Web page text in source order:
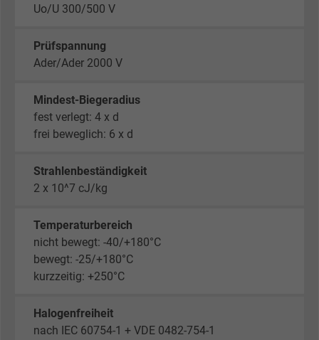
Uo/U 300/500 V
Prüfspannung
Ader/Ader 2000 V
Mindest-Biegeradius
fest verlegt: 4 x d
frei beweglich: 6 x d
Strahlenbeständigkeit
2 x 10^7 cJ/kg
Temperaturbereich
nicht bewegt: -40/+180°C
bewegt: -25/+180°C
kurzzeitig: +250°C
Halogenfreiheit
nach IEC 60754-1 + VDE 0482-754-1